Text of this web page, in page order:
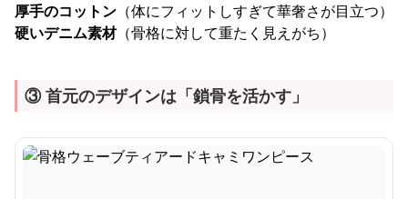
厚手のコットン （体にフィットしすぎて華奢さが目立つ）
硬いデニム素材（骨格に対して重たく見えがち）
③ 首元のデザインは「鎖骨を活かす」